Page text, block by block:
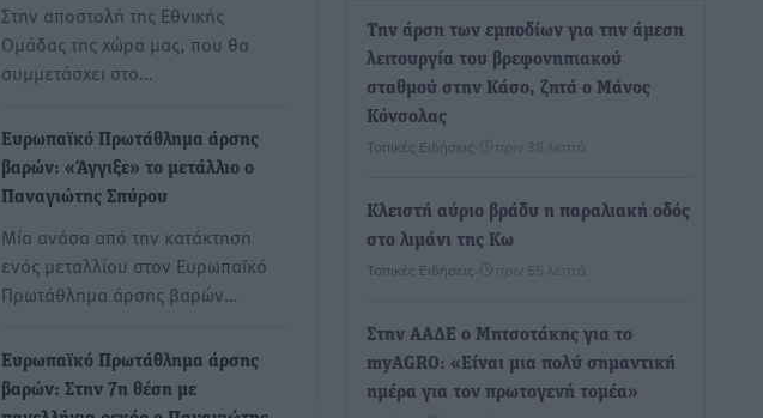
Στην αποστολή της Εθνικής
Ομάδας της χώρα μας, που θα
συμμετάσχει στο…
Ευρωπαϊκό Πρωτάθλημα άρσης
βαρών: «Άγγιξε» το μετάλλιο ο
Παναγιώτης Σπύρου
Μία ανάσα από την κατάκτηση
ενός μεταλλίου στον Ευρωπαϊκό
Πρωτάθλημα άρσης βαρών…
Ευρωπαϊκό Πρωτάθλημα άρσης
βαρών: Στην 7η θέση με
Την άρση των εμποδίων για την άμεση
λειτουργία του βρεφονηπιακού
σταθμού στην Κάσο, ζητά ο Μάνος
Κόνσολας
Τοπικές Ειδήσεις πριν 38 λεπτά
Κλειστή αύριο βράδυ η παραλιακή οδός
στο λιμάνι της Κω
Τοπικές Ειδήσεις πριν 55 λεπτά
Στην ΑΑΔΕ ο Μητσοτάκης για το
myAGRO: «Είναι μια πολύ σημαντική
ημέρα για τον πρωτογενή τομέα»